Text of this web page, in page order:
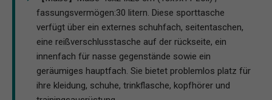
fassungsvermögen:30 litern. Diese sporttasche
verfügt über ein externes schuhfach, seitentaschen,
eine reißverschlusstasche auf der rückseite, ein
innenfach für nasse gegenstände sowie ein
geräumiges hauptfach. Sie bietet problemlos platz für
ihre kleidung, schuhe, trinkflasche, kopfhörer und